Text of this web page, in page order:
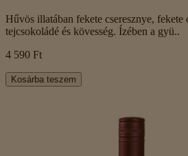
Hűvös illatában fekete cseresznye,
tejcsokoládé és kövesség. Ízében a gyü..
4 590 Ft
Kosárba teszem